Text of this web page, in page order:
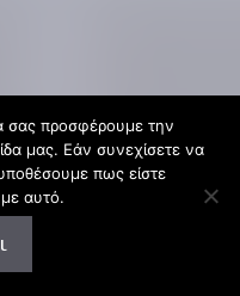
σας προσφέρουμε την
μας. Εάν συνεχίσετε να
πως είστε
με αυτό.